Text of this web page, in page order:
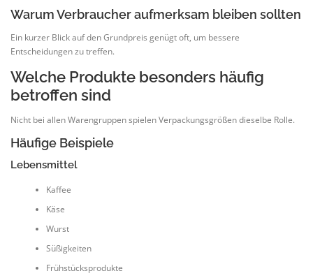
Warum Verbraucher aufmerksam bleiben sollten
Ein kurzer Blick auf den Grundpreis genügt oft, um bessere
Entscheidungen zu treffen.
Welche Produkte besonders häufig
betroffen sind
Nicht bei allen Warengruppen spielen Verpackungsgrößen dieselbe Rolle.
Häufige Beispiele
Lebensmittel
Kaffee
Käse
Wurst
Süßigkeiten
Frühstücksprodukte